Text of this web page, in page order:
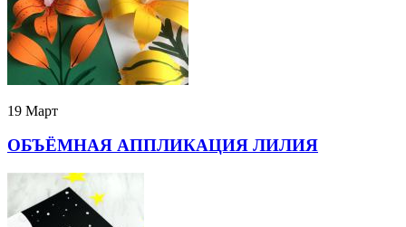
19 Март
ОБЪЁМНАЯ АППЛИКАЦИЯ ЛИЛИЯ